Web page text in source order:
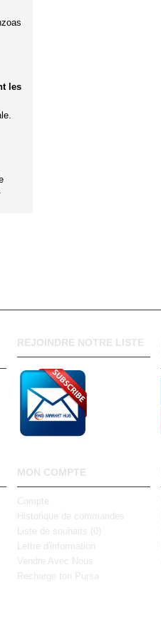
les
REJOINDRE NOTRE LISTE
MON COMPTE
Compte
Historique de commandes
Liste de souhaits ( 0 )
Lettre d'information
Vendre Avec Nous
Recharge ton Pursa